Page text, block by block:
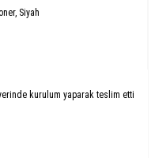
Siyah
kurulum yaparak teslim etti